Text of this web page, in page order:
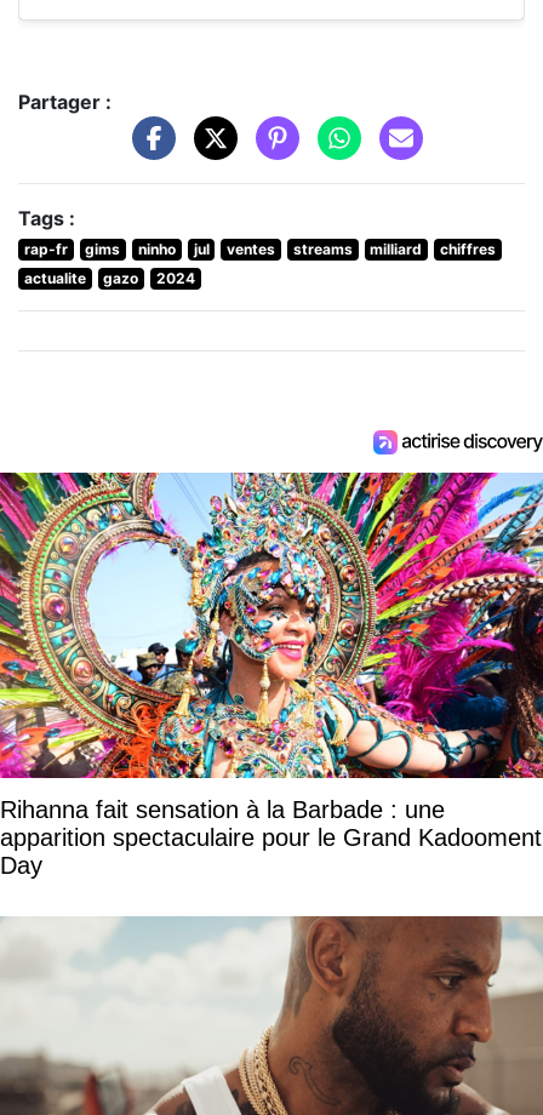
Partager :
Tags :
rap-fr gims ninho jul ventes streams milliard
chiffres
actualite
gazo 2024
Rihanna fait sensation à la Barbade : une
apparition spectaculaire pour le Grand Kadooment
Day